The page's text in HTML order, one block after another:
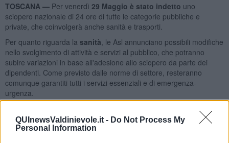
QUInewsValdinievole.it - Do Not Process My
Personal Information
TOSCANA — Per venerdì 29 Maggio è stato indetto uno
sciopero nazionale di 24 ore di tutte le categorie pubbliche e
private, che coinvolgerà anche sanità e trasporti.
Per quanto riguarda la sanità , le Asl annunciano possibili modifiche
nello svolgimento di attività e servizi al pubblico, che potranno
subire variazioni in base all'adesione allo sciopero da parte dei
dipendenti. Come previsto dalle norme di settore, resteranno
comunque garantiti tutti i servizi essenziali e di emergenza-
urgenza.